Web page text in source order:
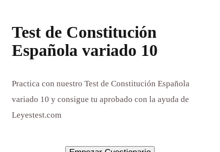
Test de Constitución
Española variado 10
Practica con nuestro Test de Constitución Española
variado 10 y consigue tu aprobado con la ayuda de
Leyestest.com